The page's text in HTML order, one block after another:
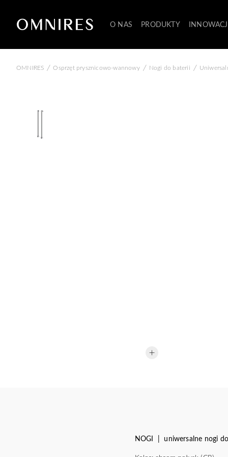
O NAS PRODUKTY
OMNIRES / Osprzęt prysznicowo-wannowy / Nogi do baterii /
NOGI | uniwersalne nogi